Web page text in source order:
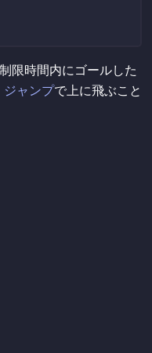
限時間内にゴールした
ジャンプで上に飛ぶこと